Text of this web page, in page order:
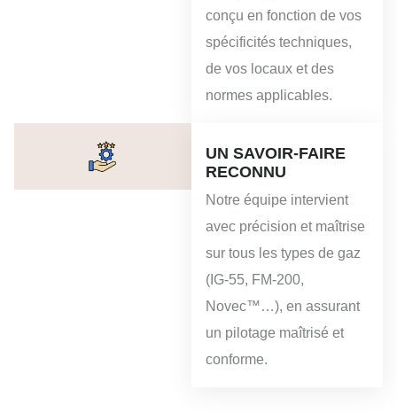
conçu en fonction de vos
spécificités techniques,
de vos locaux et des
normes applicables.
UN SAVOIR-FAIRE
RECONNU
Notre équipe intervient
avec précision et maîtrise
sur tous les types de gaz
(IG-55, FM-200,
Novec™…), en assurant
un pilotage maîtrisé et
conforme.